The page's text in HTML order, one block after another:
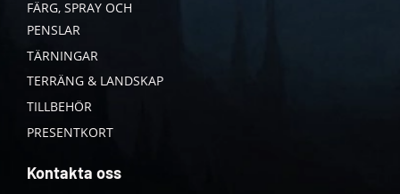
FÄRG, SPRAY OCH
PENSLAR
TÄRNINGAR
TERRÄNG & LANDSKAP
TILLBEHÖR
PRESENTKORT
Kontakta oss